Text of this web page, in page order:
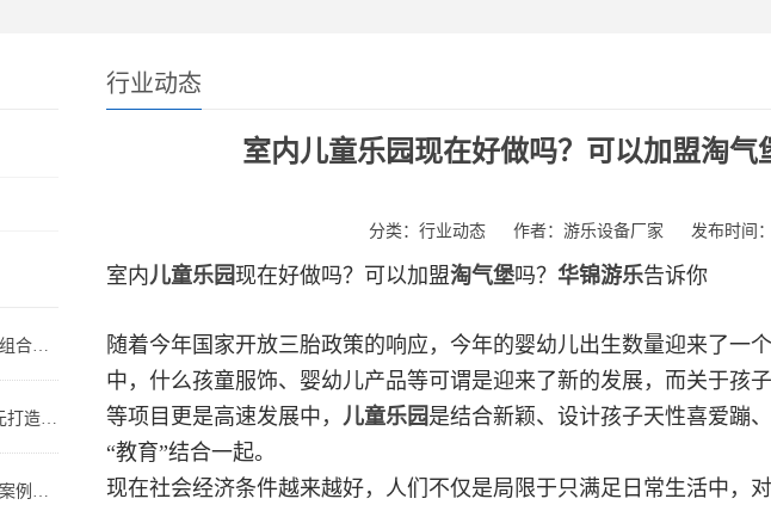
一设备九种玩法！彩虹滑道滑世界组合打造乐园流量爆款
小区无动力游乐设备怎么选？7万元打造高人气儿童活动空间
户外游乐项目还适合投资吗？实地案例客观解析
行业动态
室内儿童乐园现在好做吗？可以加盟淘气
分类： 行业动态 作者： 游乐设备厂家 发布时间
室内儿童乐园现在好做吗？可以加盟淘气堡吗？ 华锦游乐告诉你
随着今年国家开放三胎政策的响应，今年的婴幼儿出生数量迎来了一
中，什么孩童服饰、婴幼儿产品等可谓是迎来了新的发展，而关于孩子
等项目更是高速发展中， 儿童乐园是结合新颖、设计孩子天性喜爱蹦
“教育”结合一起。
现在社会经济条件越来越好，人们不仅是局限于只满足日常生活中，